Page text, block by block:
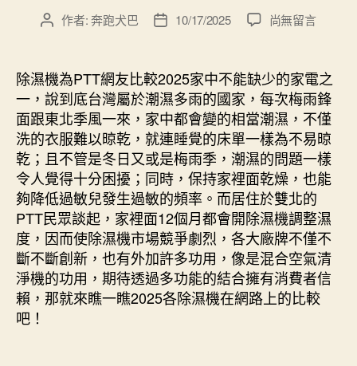
文
者
作者:奔跑犬巴
文
佈
日
期
10/17/2025
在
家
電
常
見
疑
惑
－
晚
上
入
睡
時
是
不
尚無留言
除濕機為PTT網友比較2025家中不能缺少的家電之
一，說到底台灣屬於潮濕多雨的國家，每次梅雨鋒
面跟東北季風一來，家中都會變的相當潮濕，不僅
洗的衣服難以晾乾，就連睡覺的床單一樣為不易晾
乾；且不管是冬日又或是梅雨季，潮濕的問題一樣
令人覺得十分困擾；同時，保持家裡面乾燥，也能
夠降低過敏兒發生過敏的頻率。而居住於雙北的
PTT民眾談起，家裡面12個月都會開除濕機調整濕
度，因而使除濕機市場競爭劇烈，各大廠牌不僅不
斷不斷創新，也有外加許多功用，像是混合空氣清
淨機的功用，期待透過多功能的結合擁有消費者信
賴，那就來瞧一瞧2025各除濕機在網路上的比較
吧！